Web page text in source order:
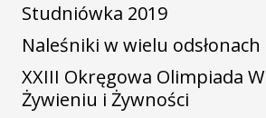
Studniówka 2019
Naleśniki w wielu odsłonach
XXIII Okręgowa Olimpiada
Żywieniu i Żywności